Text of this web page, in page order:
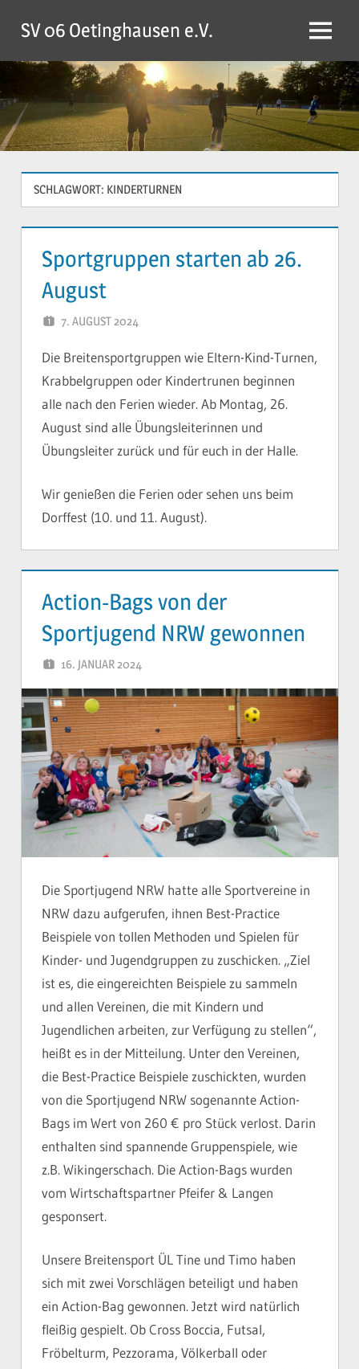
Inhalt
springen
SV 06 Oetinghausen e.V. Menü
SCHLAGWORT: KINDERTURNEN
Sportgruppen starten ab 26.
August
7. AUGUST 2024
Die Breitensportgruppen wie Eltern-Kind-Turnen,
Krabbelgruppen oder Kindertrunen beginnen
alle nach den Ferien wieder. Ab Montag, 26.
August sind alle Übungsleiterinnen und
Übungsleiter zurück und für euch in der Halle.
Wir genießen die Ferien oder sehen uns beim
Dorffest (10. und 11. August).
Action-Bags von der
Sportjugend NRW gewonnen
16. JANUAR 2024
Die Sportjugend NRW hatte alle Sportvereine in
NRW dazu aufgerufen, ihnen Best-Practice
Beispiele von tollen Methoden und Spielen für
Kinder- und Jugendgruppen zu zuschicken. „Ziel
ist es, die eingereichten Beispiele zu sammeln
und allen Vereinen, die mit Kindern und
Jugendlichen arbeiten, zur Verfügung zu stellen“,
heißt es in der Mitteilung. Unter den Vereinen,
die Best-Practice Beispiele zuschickten, wurden
von die Sportjugend NRW sogenannte Action-
Bags im Wert von 260 € pro Stück verlost. Darin
enthalten sind spannende Gruppenspiele, wie
z.B. Wikingerschach. Die Action-Bags wurden
vom Wirtschaftspartner Pfeifer & Langen
gesponsert.
Unsere Breitensport ÜL Tine und Timo haben
sich mit zwei Vorschlägen beteiligt und haben
ein Action-Bag gewonnen. Jetzt wird natürlich
fleißig gespielt. Ob Cross Boccia, Futsal,
Fröbelturm, Pezzorama, Völkerball oder